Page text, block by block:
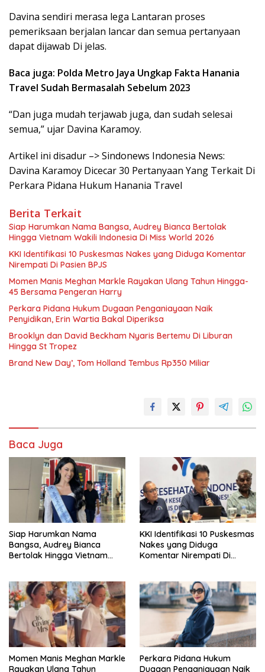
Davina sendiri merasa lega Lantaran proses
pemeriksaan berjalan lancar dan semua pertanyaan
dapat dijawab Di jelas.
Baca juga: Polda Metro Jaya Ungkap Fakta Hanania
Travel Sudah Bermasalah Sebelum 2023
“Dan juga mudah terjawab juga, dan sudah selesai
semua,” ujar Davina Karamoy.
Artikel ini disadur –> Sindonews Indonesia News:
Davina Karamoy Dicecar 30 Pertanyaan Yang Terkait Di
Perkara Pidana Hukum Hanania Travel
Berita Terkait
Siap Harumkan Nama Bangsa, Audrey Bianca Bertolak
Hingga Vietnam Wakili Indonesia Di Miss World 2026
KKI Identifikasi 10 Puskesmas Nakes yang Diduga Komentar
Nirempati Di Pasien BPJS
Momen Manis Meghan Markle Rayakan Ulang Tahun Hingga-
45 Bersama Pengeran Harry
Perkara Pidana Hukum Dugaan Penganiayaan Naik
Penyidikan, Erin Wartia Bakal Diperiksa
Brooklyn dan David Beckham Nyaris Bertemu Di Liburan
Hingga St Tropez
Brand New Day’, Tom Holland Tembus Rp350 Miliar
Baca Juga
Siap Harumkan Nama
Bangsa, Audrey Bianca
Bertolak Hingga Vietnam
KKI Identifikasi 10 Puskesmas
Nakes yang Diduga
Komentar Nirempati Di
Momen Manis Meghan Markle
Rayakan Ulang Tahun
Perkara Pidana Hukum
Dugaan Penganiayaan Naik